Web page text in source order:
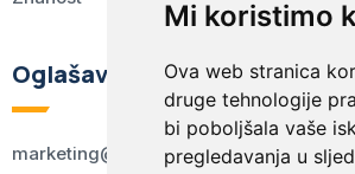
Mi koristimo
Ova web stranica
druge tehnologije
bi poboljšala vaše
pregledavanja u
Oglašavanje
marketing@kodex.hr